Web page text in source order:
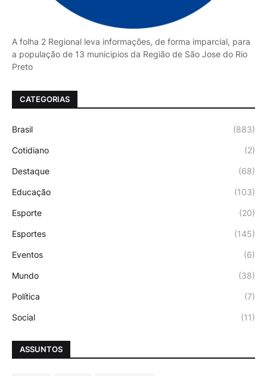
A folha 2 Regional leva informações, de forma imparcial, para
a população de 13 municipios da Região de São Jose do Rio
Preto
CATEGORIAS
Brasil (883)
Cotidiano (2)
Destaque (68)
Educação (103)
Esporte (20)
Esportes (145)
Eventos (6)
Mundo (38)
Política (7)
Social (11)
ASSUNTOS